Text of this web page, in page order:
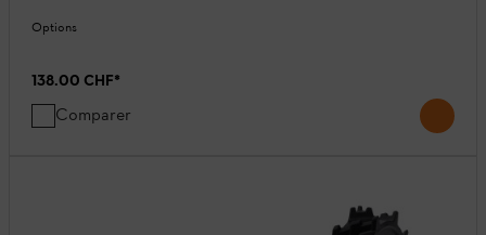
Options
138.00 CHF*
Comparer